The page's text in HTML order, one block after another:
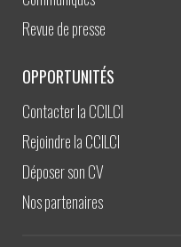
Revue de presse
OPPORTUNITÉS
Contacter la CCILCI
Rejoindre la CCILCI
Déposer son CV
Nos partenaires